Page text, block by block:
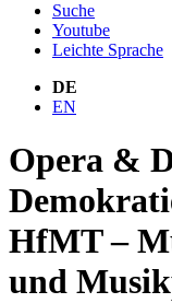
Suche
Youtube
Leichte Sprache
DE
EN
Opera &
HfMT –
und